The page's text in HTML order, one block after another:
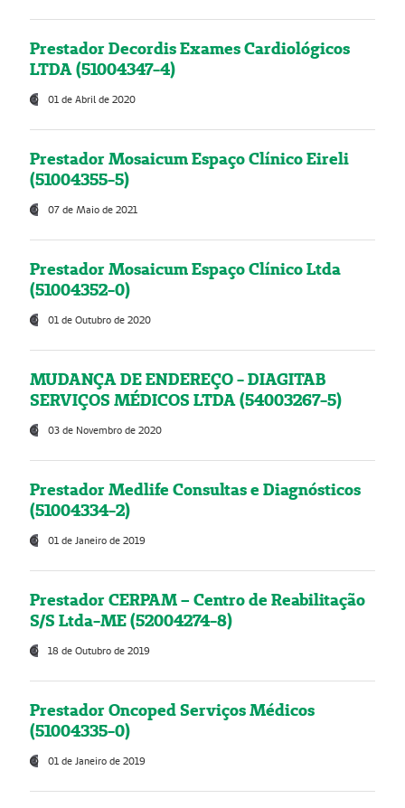
Prestador Decordis Exames Cardiológicos
LTDA (51004347-4)
01 de Abril de 2020
Prestador Mosaicum Espaço Clínico Eireli
(51004355-5)
07 de Maio de 2021
Prestador Mosaicum Espaço Clínico Ltda
(51004352-0)
01 de Outubro de 2020
MUDANÇA DE ENDEREÇO - DIAGITAB
SERVIÇOS MÉDICOS LTDA (54003267-5)
03 de Novembro de 2020
Prestador Medlife Consultas e Diagnósticos
(51004334-2)
01 de Janeiro de 2019
Prestador CERPAM – Centro de Reabilitação
S/S Ltda-ME (52004274-8)
18 de Outubro de 2019
Prestador Oncoped Serviços Médicos
(51004335-0)
01 de Janeiro de 2019